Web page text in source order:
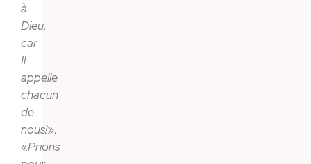
à
Dieu,
car
Il
appelle
chacun
de
nous!».
«Prions